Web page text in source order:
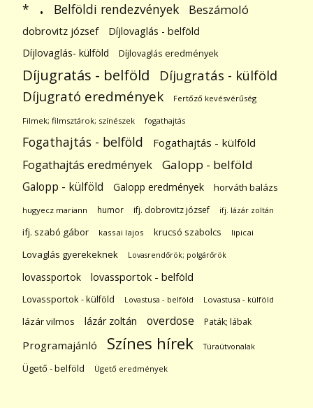
* . Belföldi rendezvények Beszámoló
dobrovitz józsef
Díjlovaglás - belföld
Díjlovaglás- külföld
Díjlovaglás eredmények
Díjugratás - belföld Díjugratás - külföld
Díjugrató eredmények Fertőző kevésvérűség
Filmek; filmsztárok; színészek fogathajtás
Fogathajtás - belföld Fogathajtás - külföld
Fogathajtás eredmények Galopp - belföld
Galopp - külföld Galopp eredmények horváth balázs
hugyecz mariann humor ifj. dobrovitz józsef ifj. lázár zoltán
ifj. szabó gábor kassai lajos krucsó szabolcs lipicai
Lovaglás gyerekeknek Lovasrendőrök; polgárőrök
lovassportok lovassportok - belföld
Lovassportok - külföld Lovastusa - belföld Lovastusa - külföld
lázár vilmos lázár zoltán overdose Paták; lábak
Programajánló Színes hírek Túraútvonalak
Ügető - belföld Ügető eredmények